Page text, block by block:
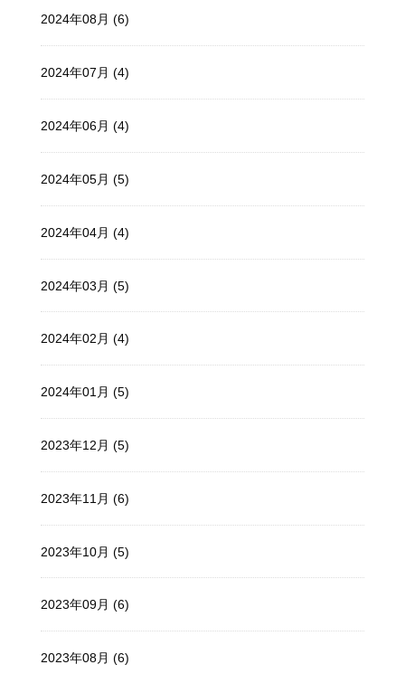
2024年08月 (6)
2024年07月 (4)
2024年06月 (4)
2024年05月 (5)
2024年04月 (4)
2024年03月 (5)
2024年02月 (4)
2024年01月 (5)
2023年12月 (5)
2023年11月 (6)
2023年10月 (5)
2023年09月 (6)
2023年08月 (6)